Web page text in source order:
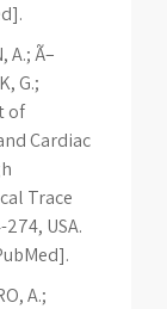
A.; Ã–
G.;
of
Cardiac
Trace
USA.
A.;